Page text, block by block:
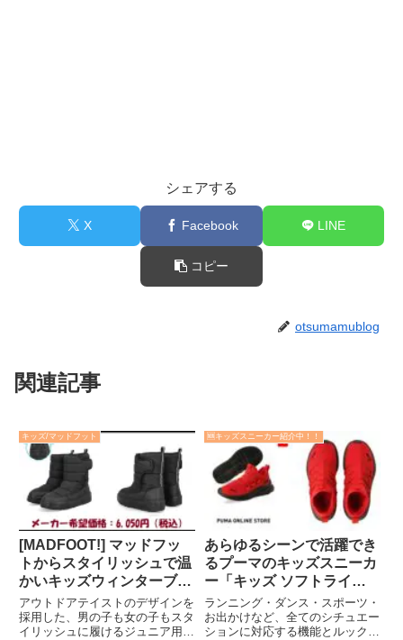
シェアする
X Facebook LINE
コピー
otsumamublog
関連記事
キッズ/マッドフット
[MADFOOT!] マッドフッ
トからスタイリッシュで温
かいキッズウィンターブー
ツ！！防寒 252005[20.0-
24.0cm]
アウトドアテイストのデザインを
採用した、男の子も女の子もスタ
イリッシュに履けるジュニア用ウ
🆕キッズスニーカー紹介中！！
あらゆるシーンで活躍でき
るプーマのキッズスニーカ
ー「キッズ ソフトライド
ONE4ALL スリッポン」
[・17.0-21.0cm]
ランニング・ダンス・スポーツ・
お出かけなど、全てのシチュエー
ションに対応する機能とルックス